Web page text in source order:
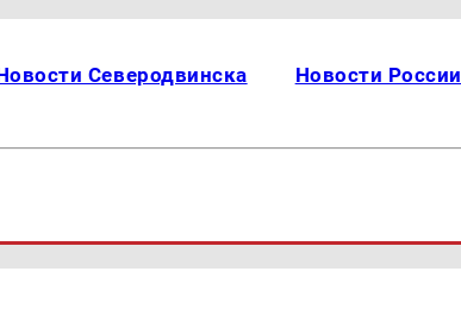
Северодвинска Новости России